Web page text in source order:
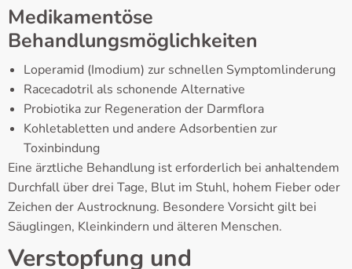
Medikamentöse
Behandlungsmöglichkeiten
Loperamid (Imodium) zur schnellen Symptomlinderung
Racecadotril als schonende Alternative
Probiotika zur Regeneration der Darmflora
Kohletabletten und andere Adsorbentien zur
Toxinbindung
Eine ärztliche Behandlung ist erforderlich bei anhaltendem
Durchfall über drei Tage, Blut im Stuhl, hohem Fieber oder
Zeichen der Austrocknung. Besondere Vorsicht gilt bei
Säuglingen, Kleinkindern und älteren Menschen.
Verstopfung und